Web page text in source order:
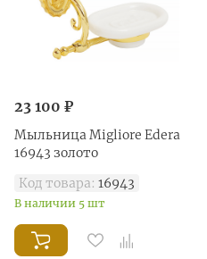
23 100 ₽
Мыльница Migliore Edera
16943 золото
Код товара: 16943
В наличии 5 шт